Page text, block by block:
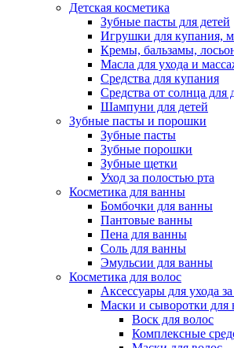
Детская косметика
Зубные пасты для детей
Игрушки для купания,
Кремы, бальзамы,
Масла для ухода и
Средства для купания
Средства от солнца для
Шампуни для детей
Зубные пасты и порошки
Зубные пасты
Зубные порошки
Зубные щетки
Уход за полостью рта
Косметика для ванны
Бомбочки для ванны
Пантовые ванны
Пена для ванны
Соль для ванны
Эмульсии для ванны
Косметика для волос
Аксессуары для ухода
Маски и сыворотки для
Воск для волос
Комплексные